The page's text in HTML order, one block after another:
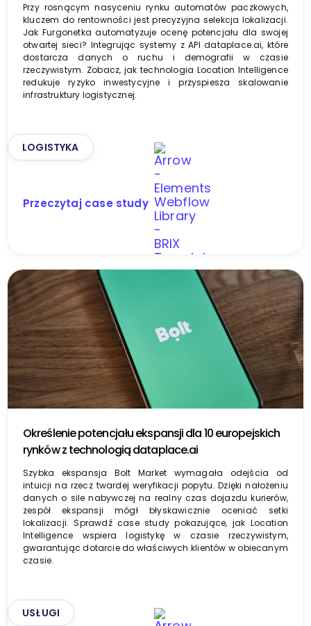
Przy rosnącym nasyceniu rynku automatów paczkowych,
kluczem do rentowności jest precyzyjna selekcja lokalizacji.
Jak Furgonetka automatyzuje ocenę potencjału dla swojej
otwartej sieci? Integrując systemy z API dataplace.ai, które
dostarcza danych o ruchu i demografii w czasie
rzeczywistym. Zobacz, jak technologia Location Intelligence
redukuje ryzyko inwestycyjne i przyspiesza skalowanie
infrastruktury logistycznej.
LOGISTYKA
Przeczytaj case study
Określenie potencjału ekspansji dla 10 europejskich
rynków z technologią dataplace.ai
Szybka ekspansja Bolt Market wymagała odejścia od
intuicji na rzecz twardej weryfikacji popytu. Dzięki nałożeniu
danych o sile nabywczej na realny czas dojazdu kurierów,
zespół ekspansji mógł błyskawicznie oceniać setki
lokalizacji. Sprawdź case study pokazujące, jak Location
Intelligence wspiera logistykę w czasie rzeczywistym,
gwarantując dotarcie do właściwych klientów w obiecanym
czasie.
USŁUGI